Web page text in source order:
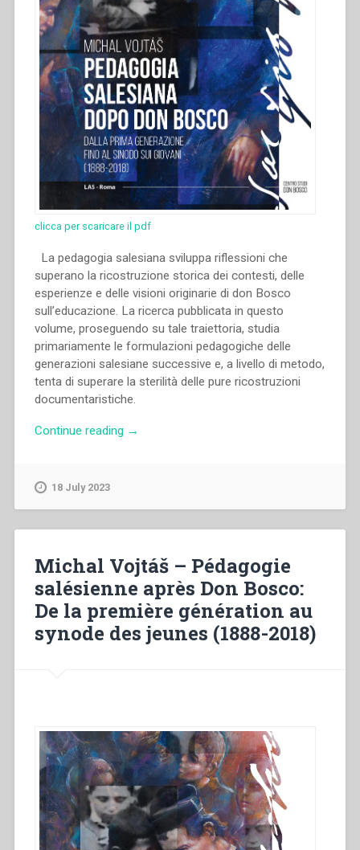
clicca per scaricare il pdf
La pedagogia salesiana sviluppa riflessioni che
superano la ricostruzione storica dei contesti, delle
esperienze e delle visioni originarie di don Bosco
sull’educazione. La ricerca pubblicata in questo
volume, proseguendo su tale traiettoria, studia
primariamente le formulazioni pedagogiche delle
generazioni salesiane successive e, a livello di metodo,
tenta di superare la sterilità delle pure ricostruzioni
documentaristiche.
Continue reading “Michal
Dalla
prima
generazione
al
2018)”
→
18 July 2023
Michal Vojtáš – Pédagogie
salésienne après Don Bosco:
De la première génération au
synode des jeunes (1888-2018)